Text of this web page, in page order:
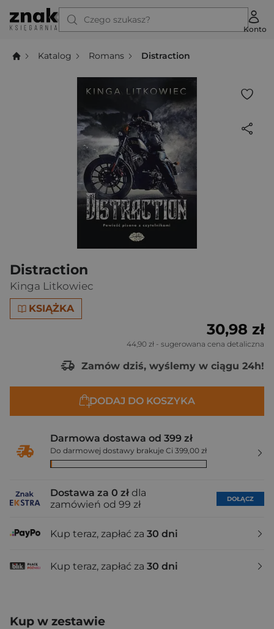
Czego szukasz?
Konto
Katalog Romans Distraction
Distraction
Kinga Litkowiec
KSIĄŻKA
30,98 zł
44,90 zł - sugerowana cena detaliczna
Zamów dziś, wyślemy w ciągu 24h!
DODAJ DO KOSZYKA
Darmowa dostawa od 399 zł
Do darmowej dostawy brakuje Ci 399,00 zł
Dostawa za 0 zł dla
zamówień od 99 zł
DOŁĄCZ
Kup teraz, zapłać za 30 dni
Kup teraz, zapłać za 30 dni
Kup w zestawie